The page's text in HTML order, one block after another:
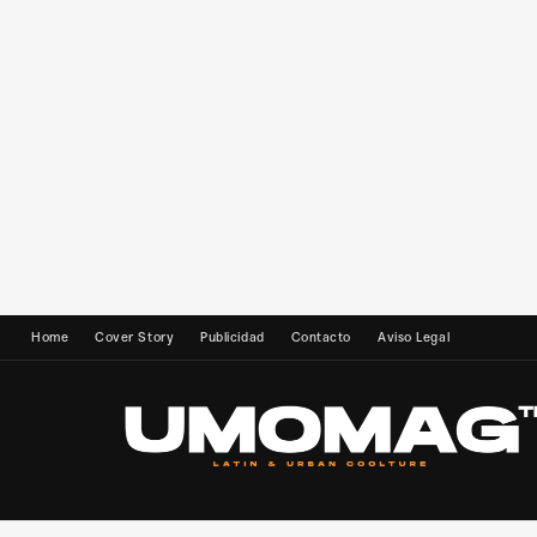
Home Cover Story Publicidad Contacto Aviso Legal